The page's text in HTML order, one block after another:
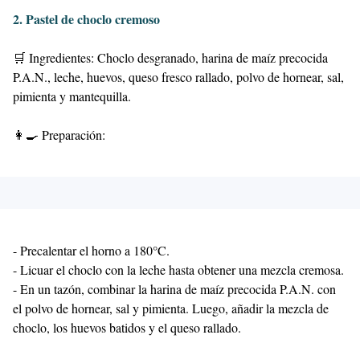
2. Pastel de choclo cremoso
🛒 Ingredientes: Choclo desgranado, harina de maíz precocida
P.A.N., leche, huevos, queso fresco rallado, polvo de hornear, sal,
pimienta y mantequilla.
👩‍🍳 Preparación:
- Precalentar el horno a 180°C.
- Licuar el choclo con la leche hasta obtener una mezcla cremosa.
- En un tazón, combinar la harina de maíz precocida P.A.N. con
el polvo de hornear, sal y pimienta. Luego, añadir la mezcla de
choclo, los huevos batidos y el queso rallado.